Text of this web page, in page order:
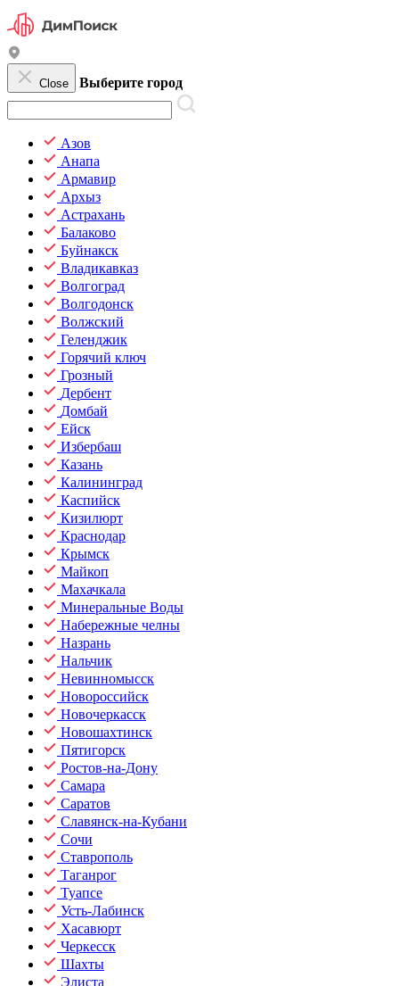
Close Выберите город
Азов
Анапа
Армавир
Архыз
Астрахань
Балаково
Буйнакск
Владикавказ
Волгоград
Волгодонск
Волжский
Геленджик
Горячий ключ
Грозный
Дербент
Домбай
Ейск
Избербаш
Казань
Калининград
Каспийск
Кизилюрт
Краснодар
Крымск
Майкоп
Махачкала
Минеральные Воды
Набережные челны
Назрань
Нальчик
Невинномысск
Новороссийск
Новочеркасск
Новошахтинск
Пятигорск
Ростов-на-Дону
Самара
Саратов
Славянск-на-Кубани
Сочи
Ставрополь
Таганрог
Туапсе
Усть-Лабинск
Хасавюрт
Черкесск
Шахты
Элиста